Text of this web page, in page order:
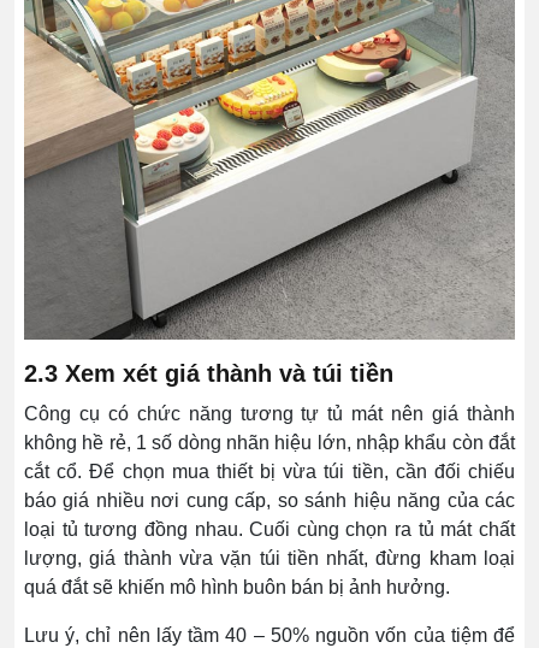
2.3 Xem xét giá thành và túi tiền
Công cụ có chức năng tương tự tủ mát nên giá thành
không hề rẻ, 1 số dòng nhãn hiệu lớn, nhập khẩu còn đắt
cắt cổ. Để chọn mua thiết bị vừa túi tiền, cần đối chiếu
báo giá nhiều nơi cung cấp, so sánh hiệu năng của các
loại tủ tương đồng nhau. Cuối cùng chọn ra tủ mát chất
lượng, giá thành vừa vặn túi tiền nhất, đừng kham loại
quá đắt sẽ khiến mô hình buôn bán bị ảnh hưởng.
Lưu ý, chỉ nên lấy tầm 40 – 50% nguồn vốn của tiệm để